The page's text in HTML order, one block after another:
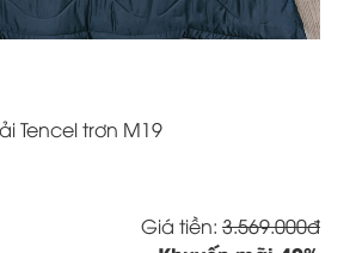
Tencel trơn M19
Giá tiền: 3.569.000đ